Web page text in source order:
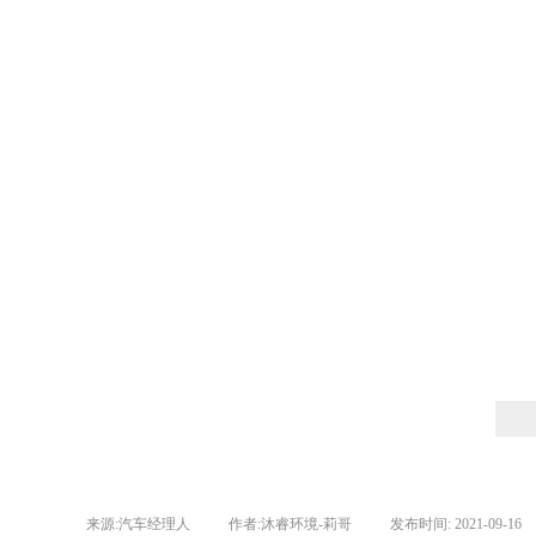
来源:汽车经理人 作者:沐睿环境-莉哥 发布时间: 2021-09-16